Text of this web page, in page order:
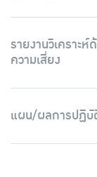
รายงานวิเคราะ
ความเสี่ยง
แผน/ผลการปฏิบั